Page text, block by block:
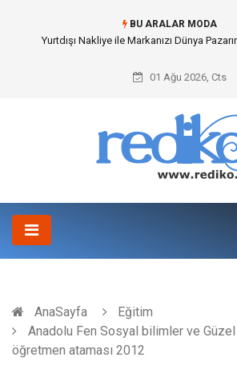
BU ARALAR MODA
Yurtdışı Nakliye ile Markanızı Dünya
01 Ağu 2026, Cts
AnaSayfa
Eğitim
Anadolu Fen Sosyal bilimler ve
öğretmen ataması 2012